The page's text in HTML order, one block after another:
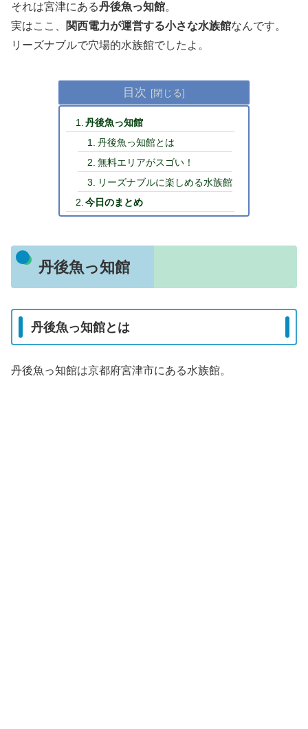
それは宮津にある丹後魚っ知館。
実はここ、
関西電力が運営する小さな水族館なんです。
リーズナブルで穴場的水族館でしたよ。
目次
丹後魚っ知館
丹後魚っ知館とは
無料エリアがスゴい！
リーズナブルに楽しめる水族館
今日のまとめ
丹後魚っ知館
丹後魚っ知館とは
丹後魚っ知館は京都府宮津市にある水族館。